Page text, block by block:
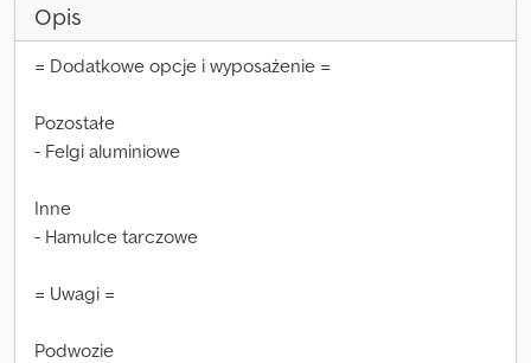
Opis
= Dodatkowe opcje i wyposażenie =
Pozostałe
- Felgi aluminiowe
Inne
- Hamulce tarczowe
= Uwagi =
Podwozie